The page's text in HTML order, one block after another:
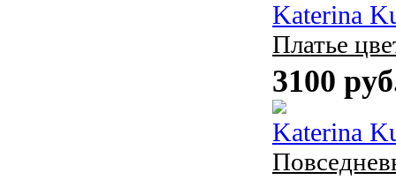
Katerina
Платье
3100
Katerina